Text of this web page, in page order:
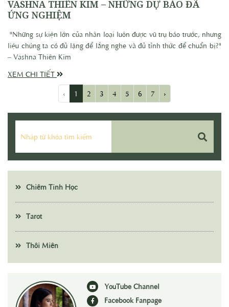
VASHNA THIÊN KIM – NHỮNG DỰ BÁO ĐÃ
ỨNG NGHIỆM
"Những sự kiện lớn của nhân loại luôn được vũ trụ báo trước, nhưng
liệu chúng ta có đủ lặng để lắng nghe và đủ tỉnh thức để chuẩn bị?"
– Vashna Thiên Kim
XEM CHI TIẾT
‹
1 2 3 4 5 6 7 ›
Chiêm Tinh Học
Tarot
Thôi Miên
YouTube Channel
Facebook Fanpage